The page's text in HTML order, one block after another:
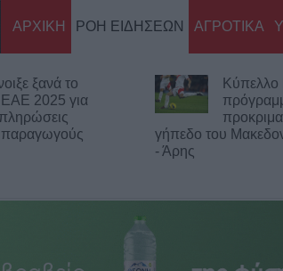
ΑΡΧΙΚΗ ΡΟΗ ΕΙΔΗΣΕΩΝ ΑΓΡΟΤΙΚΑ
ξανά το
2025 για
παραγωγούς
Κύπελλο
γήπεδο του
- Άρης